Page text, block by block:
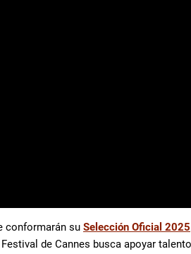
conformarán su Selección Oficial 2025
de Cannes busca apoyar